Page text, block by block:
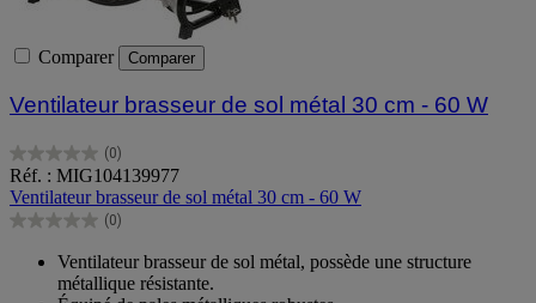
Comparer Comparer
Ventilateur brasseur de sol métal 30 cm - 60 W
(0)
0.0
sur
5
étoiles.
Réf. : MIG104139977
Ventilateur brasseur de sol métal 30 cm - 60 W
(0)
0.0
étoiles.
Ventilateur brasseur de sol métal, possède une structure
métallique résistante.